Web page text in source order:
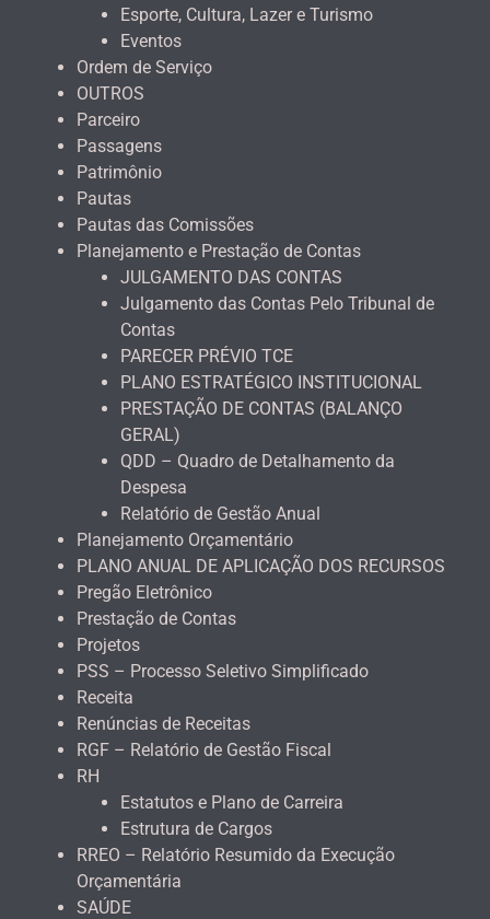
Esporte, Cultura, Lazer e Turismo
Eventos
Ordem de Serviço
OUTROS
Parceiro
Passagens
Patrimônio
Pautas
Pautas das Comissões
Planejamento e Prestação de Contas
JULGAMENTO DAS CONTAS
Julgamento das Contas Pelo Tribunal de
Contas
PARECER PRÉVIO TCE
PLANO ESTRATÉGICO INSTITUCIONAL
PRESTAÇÃO DE CONTAS (BALANÇO
GERAL)
QDD – Quadro de Detalhamento da
Despesa
Relatório de Gestão Anual
Planejamento Orçamentário
PLANO ANUAL DE APLICAÇÃO DOS RECURSOS
Pregão Eletrônico
Prestação de Contas
Projetos
PSS – Processo Seletivo Simplificado
Receita
Renúncias de Receitas
RGF – Relatório de Gestão Fiscal
RH
Estatutos e Plano de Carreira
Estrutura de Cargos
RREO – Relatório Resumido da Execução
Orçamentária
SAÚDE